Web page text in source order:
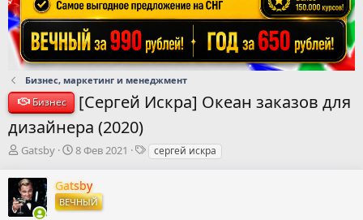
Бизнес, маркетинг и менеджмент
Бизнес
[Сергей Искра] Океан заказов для
дизайнера (2020)
А
т
о
р
Gatsby
Д
т
а
н
8 Фев 2021
Тсергей искра
Gatsby
ВЕЧНЫЙ